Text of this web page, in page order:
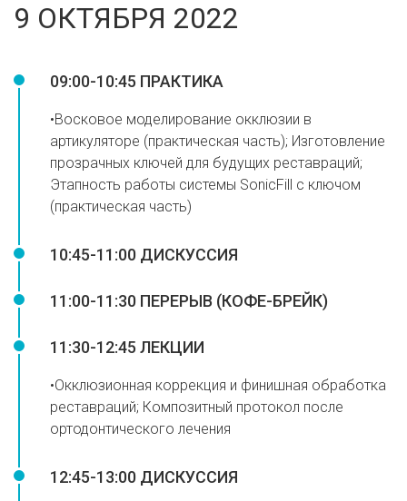
9 ОКТЯБРЯ 2022
09:00-10:45 ПРАКТИКА
•Восковое моделирование окклюзии в
артикуляторе (практическая часть); Изготовление
прозрачных ключей для будущих реставраций;
Этапность работы системы SonicFill с ключом
(практическая часть)
10:45-11:00 ДИСКУССИЯ
11:00-11:30 ПЕРЕРЫВ (КОФЕ-БРЕЙК)
11:30-12:45 ЛЕКЦИИ
•Окклюзионная коррекция и финишная обработка
реставраций; Композитный протокол после
ортодонтического лечения
12:45-13:00 ДИСКУССИЯ